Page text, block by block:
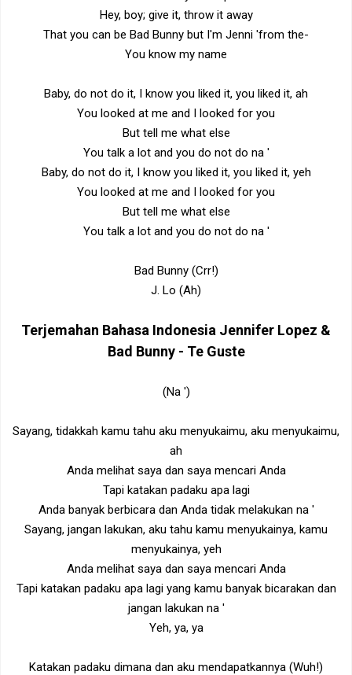
Hey, boy; give it, throw it away
That you can be Bad Bunny but I'm Jenni 'from the-
You know my name
Baby, do not do it, I know you liked it, you liked it, ah
You looked at me and I looked for you
But tell me what else
You talk a lot and you do not do na '
Baby, do not do it, I know you liked it, you liked it, yeh
You looked at me and I looked for you
But tell me what else
You talk a lot and you do not do na '
Bad Bunny (Crr!)
J. Lo (Ah)
Terjemahan Bahasa Indonesia Jennifer Lopez &
Bad Bunny - Te Guste
(Na ')
Sayang, tidakkah kamu tahu aku menyukaimu, aku menyukaimu,
ah
Anda melihat saya dan saya mencari Anda
Tapi katakan padaku apa lagi
Anda banyak berbicara dan Anda tidak melakukan na '
Sayang, jangan lakukan, aku tahu kamu menyukainya, kamu
menyukainya, yeh
Anda melihat saya dan saya mencari Anda
Tapi katakan padaku apa lagi yang kamu banyak bicarakan dan
jangan lakukan na '
Yeh, ya, ya
Katakan padaku dimana dan aku mendapatkannya (Wuh!)